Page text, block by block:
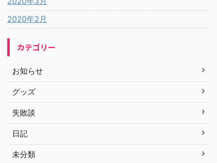
2020年2月
カテゴリー
お知らせ
グッズ
失敗談
日記
未分類